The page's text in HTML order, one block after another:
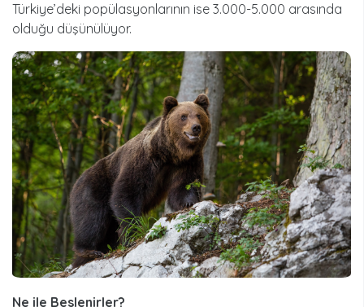
Türkiye’deki popülasyonlarının ise 3.000-5.000 arasında
olduğu düşünülüyor.
Ne ile Beslenirler?